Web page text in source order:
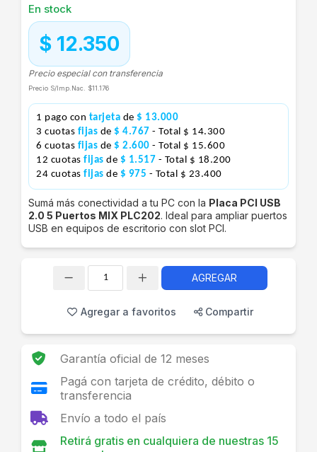
En stock
$ 12.350
Precio especial con transferencia
Precio S/Imp.Nac. $11.176
1 pago con tarjeta de $ 13.000
3 cuotas fijas de $ 4.767 - Total $ 14.300
6 cuotas fijas de $ 2.600 - Total $ 15.600
12 cuotas fijas de $ 1.517 - Total $ 18.200
24 cuotas fijas de $ 975 - Total $ 23.400
Sumá más conectividad a tu PC con la Placa PCI USB
2.0 5 Puertos MIX PLC202. Ideal para ampliar puertos
USB en equipos de escritorio con slot PCI.
AGREGAR
Agregar a favoritos Compartir
Garantía oficial de 12 meses
Pagá con tarjeta de crédito, débito o
transferencia
Envío a todo el país
Retirá gratis en cualquiera de nuestras 15